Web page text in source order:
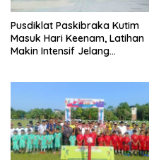
Pusdiklat Paskibraka Kutim
Masuk Hari Keenam, Latihan
Makin Intensif Jelang